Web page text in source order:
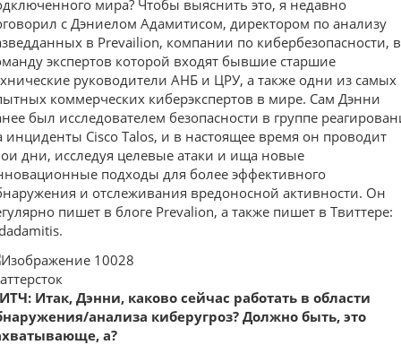
мира? Чтобы выяснить это, я недавно
с Дэниелом Адамитисом, директором по анализу
в Prevailion, компании по кибербезопасности, в
экспертов которой входят бывшие старшие
руководители АНБ и ЦРУ, а также одни из самых
коммерческих киберэкспертов в мире. Сам Дэнни
был исследователем безопасности в группе
инциденты Cisco Talos, и в настоящее время он проводит
дни, исследуя целевые атаки и ища новые
подходы для более эффективного
и отслеживания вредоносной активности. Он
пишет в блоге Prevalion, а также пишет в Твиттере:
Итак, Дэнни, каково сейчас работать в области
анализа киберугроз? Должно быть, это
а?